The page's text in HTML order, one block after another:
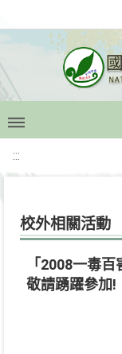
:::
校外相關活動
「2008一毒
敬請踴躍參加!